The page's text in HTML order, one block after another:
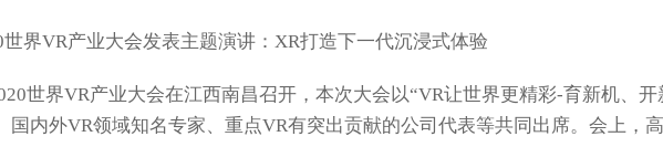
VR产业大会发表主题演讲：XR打造下一代沉浸式体验
世界VR产业大会在江西南昌召开，本次大会以“VR让世界更精彩-育新机、开
国内外VR领域知名专家、重点VR有突出贡献的公司代表等共同出席。会上，